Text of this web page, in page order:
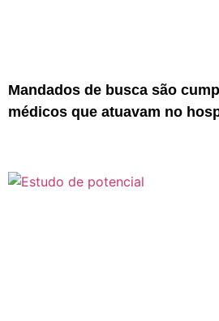
Mandados de busca são
médicos que atuavam no